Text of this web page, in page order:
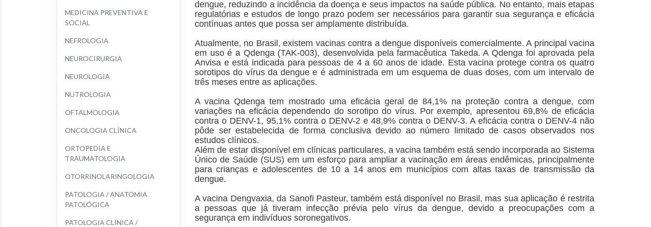
MEDICINA PREVENTIVA E
SOCIAL
NEFROLOGIA
NEUROCIRURGIA
NEUROLOGIA
NUTROLOGIA
OFTALMOLOGIA
ONCOLOGIA CLÍNICA
ORTOPEDIA E
TRAUMATOLOGIA
OTORRINOLARINGOLOGIA
PATOLOGIA / ANATOMIA
PATOLÓGICA
PATOLOGIA CLÍNICA /
dengue, reduzindo a incidência da doença e seus impactos na saúde pública. No entanto, mais etapas
regulatórias e estudos de longo prazo podem ser necessários para garantir sua segurança e eficácia
contínuas antes que possa ser amplamente distribuída.
Atualmente, no Brasil, existem vacinas contra a dengue disponíveis comercialmente. A principal vacina
em uso é a Qdenga (TAK-003), desenvolvida pela farmacêutica Takeda. A Qdenga foi aprovada pela
Anvisa e está indicada para pessoas de 4 a 60 anos de idade. Esta vacina protege contra os quatro
sorotipos do vírus da dengue e é administrada em um esquema de duas doses, com um intervalo de
três meses entre as aplicações.
A vacina Qdenga tem mostrado uma eficácia geral de 84,1% na proteção contra a dengue, com
variações na eficácia dependendo do sorotipo do vírus. Por exemplo, apresentou 69,8% de eficácia
contra o DENV-1, 95,1% contra o DENV-2 e 48,9% contra o DENV-3. A eficácia contra o DENV-4 não
pôde ser estabelecida de forma conclusiva devido ao número limitado de casos observados nos
estudos clínicos.
Além de estar disponível em clínicas particulares, a vacina também está sendo incorporada ao Sistema
Único de Saúde (SUS) em um esforço para ampliar a vacinação em áreas endêmicas, principalmente
para crianças e adolescentes de 10 a 14 anos em municípios com altas taxas de transmissão da
dengue.
A vacina Dengvaxia, da Sanofi Pasteur, também está disponível no Brasil, mas sua aplicação é restrita
a pessoas que já tiveram infecção prévia pelo vírus da dengue, devido a preocupações com a
segurança em indivíduos soronegativos.